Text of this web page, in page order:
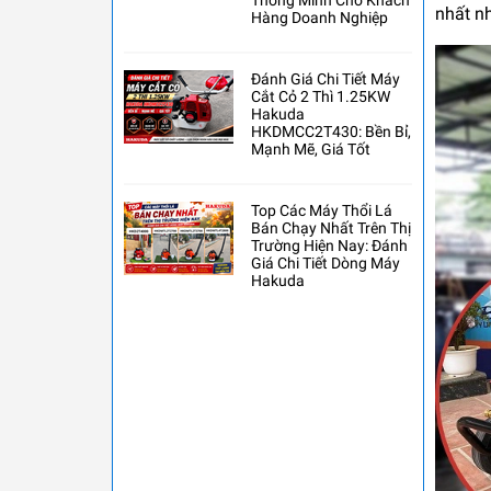
Hàng Doanh Nghiệp
Đánh Giá Chi Tiết Máy
Cắt Cỏ 2 Thì 1.25KW
Hakuda
HKDMCC2T430: Bền Bỉ,
Mạnh Mẽ, Giá Tốt
Top Các Máy Thổi Lá
Bán Chạy Nhất Trên Thị
Trường Hiện Nay: Đánh
Giá Chi Tiết Dòng Máy
Hakuda
nhất